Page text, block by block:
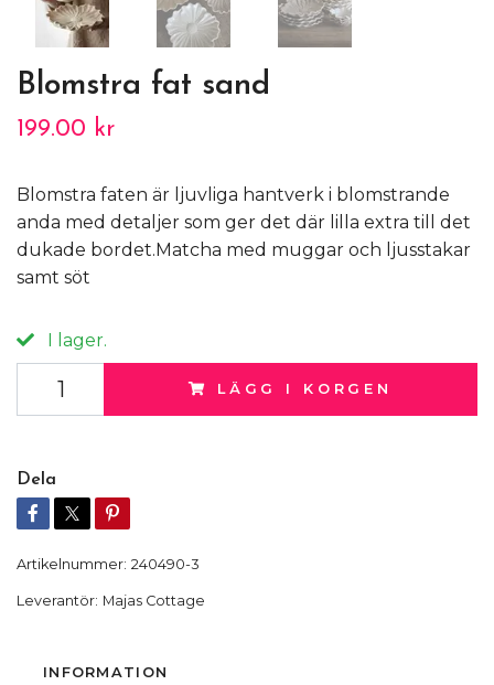
Blomstra fat sand
199.00 kr
Blomstra faten är ljuvliga hantverk i blomstrande
anda med detaljer som ger det där lilla extra till det
dukade bordet.Matcha med muggar och ljusstakar
samt söt
I lager.
LÄGG I KORGEN
Dela
Artikelnummer: 240490-3
Leverantör: Majas Cottage
INFORMATION